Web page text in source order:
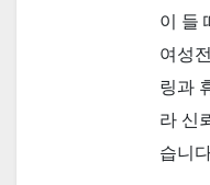
이 들
여성
링과
라 신
습니